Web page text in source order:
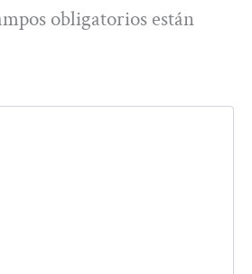
obligatorios están